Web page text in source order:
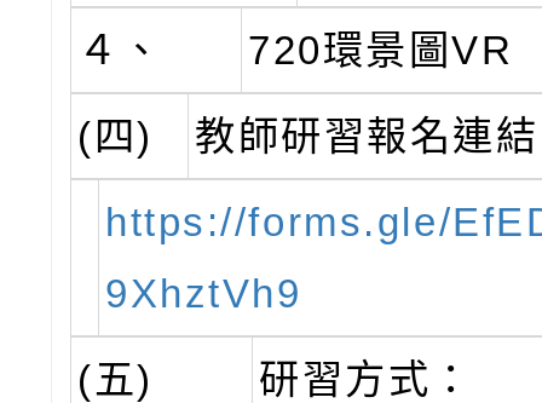
４、
720環景圖VR
(四)
教師研習報名連
https://forms.gle/
9XhztVh9
(五)
研習方式：